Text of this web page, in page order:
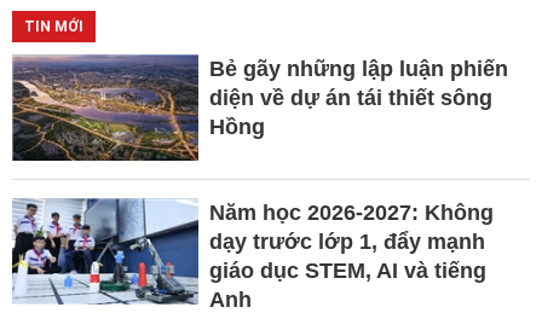
TIN MỚI
Bẻ gãy những lập luận phiến
diện về dự án tái thiết sông
Hồng
Năm học 2026-2027: Không
dạy trước lớp 1, đẩy mạnh
giáo dục STEM, AI và tiếng
Anh